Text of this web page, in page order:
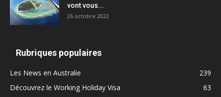
vont vous...
26 octobre 2022
Rubriques populaires
Les News en Australie
239
Découvrez le Working Holiday Visa
63